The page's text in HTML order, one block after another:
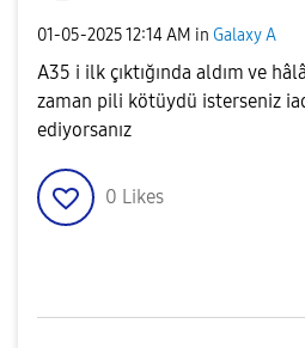
‎01-05-202512:14 AM in Galaxy A
A35 i ilk çıktığında aldım ve
zaman pili kötüydü isterseniz
ediyorsanız
0 Likes